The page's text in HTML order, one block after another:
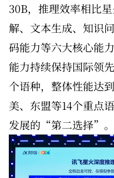
30B，推理效率相比
解、文本生成、知识
码能力等六大核心能
能力持续保持国际领
个语种，整体性能达
美、东盟等14个重点
发展的“第二选择”。